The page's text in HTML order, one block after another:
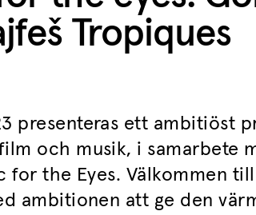
Tropiques
presenteras ett ambitiöst
och musik, i samarbete
for the Eyes. Välkommen
ambitionen att ge den